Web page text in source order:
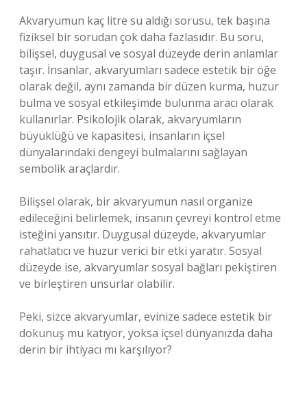
Akvaryumun kaç litre su aldığı sorusu, tek başına
fiziksel bir sorudan çok daha fazlasıdır. Bu soru,
bilişsel, duygusal ve sosyal düzeyde derin anlamlar
taşır. İnsanlar, akvaryumları sadece estetik bir öğe
olarak değil, aynı zamanda bir düzen kurma, huzur
bulma ve sosyal etkileşimde bulunma aracı olarak
kullanırlar. Psikolojik olarak, akvaryumların
büyüklüğü ve kapasitesi, insanların içsel
dünyalarındaki dengeyi bulmalarını sağlayan
sembolik araçlardır.
Bilişsel olarak, bir akvaryumun nasıl organize
edileceğini belirlemek, insanın çevreyi kontrol etme
isteğini yansıtır. Duygusal düzeyde, akvaryumlar
rahatlatıcı ve huzur verici bir etki yaratır. Sosyal
düzeyde ise, akvaryumlar sosyal bağları pekiştiren
ve birleştiren unsurlar olabilir.
Peki, sizce akvaryumlar, evinize sadece estetik bir
dokunuş mu katıyor, yoksa içsel dünyanızda daha
derin bir ihtiyacı mı karşılıyor?